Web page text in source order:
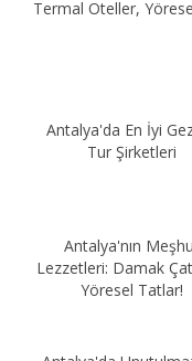
Termal Oteller,
Antalya'da En İyi
Tur Şirketleri
Antalya'nın
Lezzetleri: Damak
Yöresel Tatlar!